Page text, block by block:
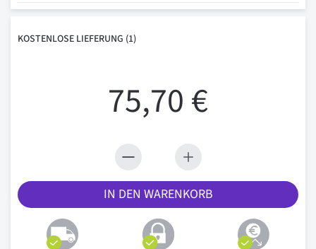
KOSTENLOSE LIEFERUNG (1)
75,70 €
IN DEN WARENKORB